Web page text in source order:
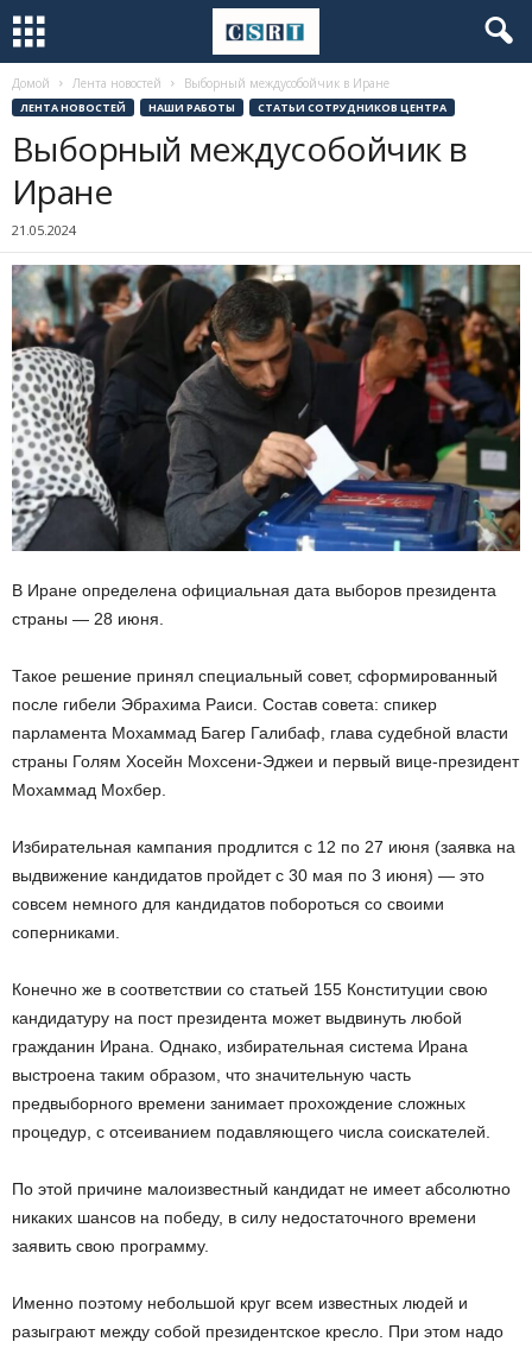
Домой Лента новостей Выборный междусобойчик в Иране
ЛЕНТА НОВОСТЕЙ НАШИ РАБОТЫ СТАТЬИ СОТРУДНИКОВ ЦЕНТРА
Выборный междусобойчик в
Иране
21.05.2024
В Иране определена официальная дата выборов президента
страны — 28 июня.
Такое решение принял специальный совет, сформированный
после гибели Эбрахима Раиси. Состав совета: спикер
парламента Мохаммад Багер Галибаф, глава судебной власти
страны Голям Хосейн Мохсени-Эджеи и первый вице-президент
Мохаммад Мохбер.
Избирательная кампания продлится с 12 по 27 июня (заявка на
выдвижение кандидатов пройдет с 30 мая по 3 июня) — это
совсем немного для кандидатов побороться со своими
соперниками.
Конечно же в соответствии со статьей 155 Конституции свою
кандидатуру на пост президента может выдвинуть любой
гражданин Ирана. Однако, избирательная система Ирана
выстроена таким образом, что значительную часть
предвыборного времени занимает прохождение сложных
процедур, с отсеиванием подавляющего числа соискателей.
По этой причине малоизвестный кандидат не имеет абсолютно
никаких шансов на победу, в силу недостаточного времени
заявить свою программу.
Именно поэтому небольшой круг всем известных людей и
разыграют между собой президентское кресло. При этом надо